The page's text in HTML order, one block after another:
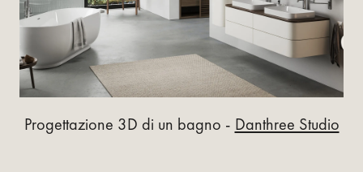
Progettazione 3D di un bagno - Danthree Studio